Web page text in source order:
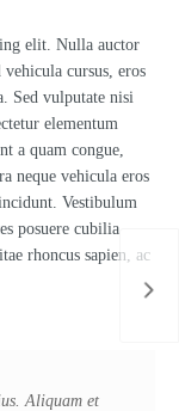
elit. Nulla auctor
cursus, eros
Sed vulputate nisi
elementum
a quam congue,
neque vehicula eros
Vestibulum
posuere cubilia
rhoncus sapien, ac
Aliquam et